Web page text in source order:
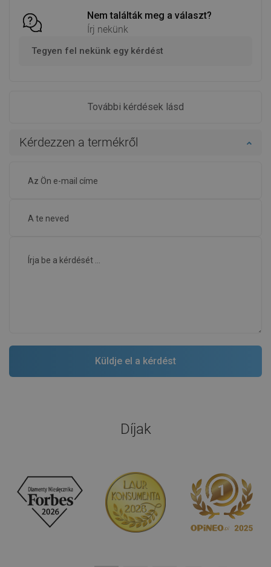
Nem találták meg a választ?
Írj nekünk
Tegyen fel nekünk egy kérdést
További kérdések lásd
Kérdezzen a termékről
Díjak